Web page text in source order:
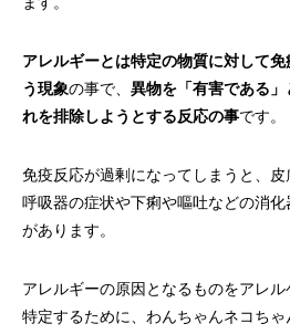
アレルギーとは特定の物質に対して
う現象の事で、 異物を「有害である
れを排除しようとする反応の事です。
免疫反応が過剰になってしまうと、
呼吸器の症状や下痢や嘔吐などの消
があります。
アレルギーの原因となるものをアレ
特定するために、わんちゃんネコち